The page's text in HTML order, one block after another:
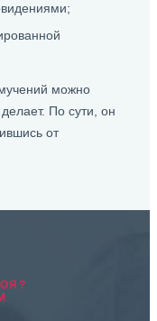
мучений можно
По сути, он
от